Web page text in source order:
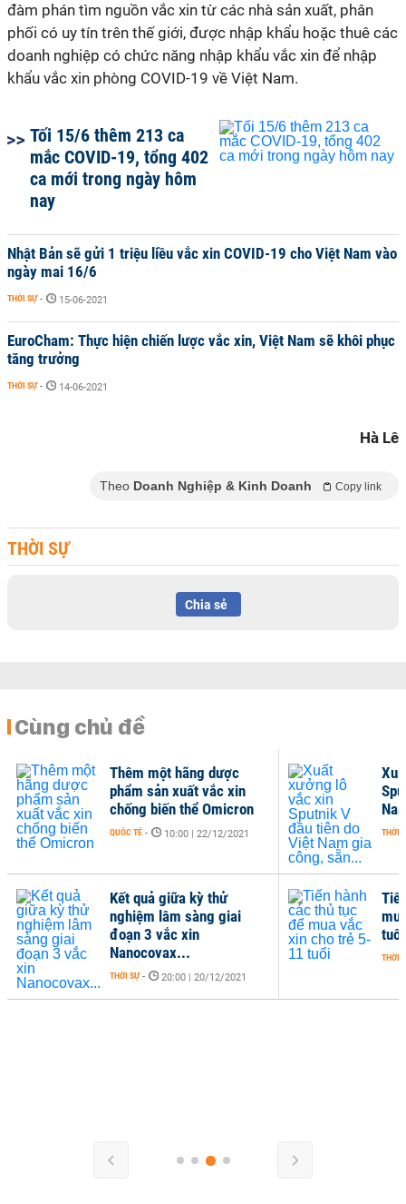
đàm phán tìm nguồn vắc xin từ các nhà sản xuất, phân
phối có uy tín trên thế giới, được nhập khẩu hoặc thuê các
doanh nghiệp có chức năng nhập khẩu vắc xin để nhập
khẩu vắc xin phòng COVID-19 về Việt Nam.
Tối 15/6 thêm 213 ca
mắc COVID-19, tổng 402
ca mới trong ngày hôm
nay
Nhật Bản sẽ gửi 1 triệu liều vắc xin COVID-19 cho Việt Nam vào
ngày mai 16/6
THỜI SỰ - 15-06-2021
EuroCham: Thực hiện chiến lược vắc xin, Việt Nam sẽ khôi phục
tăng trưởng
THỜI SỰ - 14-06-2021
Hà Lê
Theo Doanh Nghiệp & Kinh Doanh Copy link
THỜI SỰ
Chia sẻ
Cùng chủ đề
tuổi
THỜI
Thêm một hãng dược
phẩm sản xuất vắc xin
chống biến thể Omicron
QUỐC TẾ - 10:00 | 22/12/2021
Kết quả giữa kỳ thử
nghiệm lâm sàng giai
đoạn 3 vắc xin
Nanocovax...
THỜI SỰ - 20:00 | 20/12/2021
THỜI